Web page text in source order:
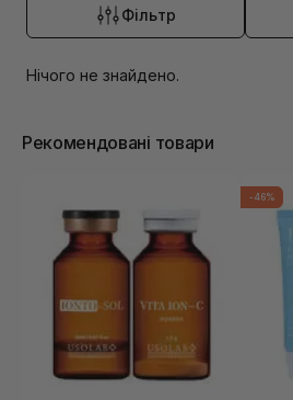
Фільтр
Нічого не знайдено.
Рекомендовані товари
-46%